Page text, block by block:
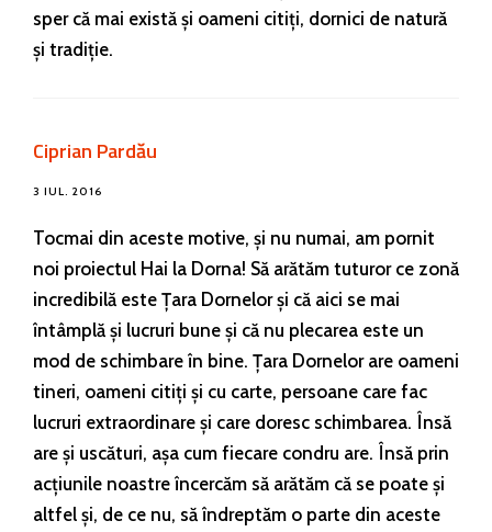
sper că mai există și oameni citiți, dornici de natură
și tradiție.
Ciprian Pardău
3 IUL. 2016
Tocmai din aceste motive, și nu numai, am pornit
noi proiectul Hai la Dorna! Să arătăm tuturor ce zonă
incredibilă este Țara Dornelor și că aici se mai
întâmplă și lucruri bune și că nu plecarea este un
mod de schimbare în bine. Țara Dornelor are oameni
tineri, oameni citiți și cu carte, persoane care fac
lucruri extraordinare și care doresc schimbarea. Însă
are și uscături, așa cum fiecare condru are. Însă prin
acțiunile noastre încercăm să arătăm că se poate și
altfel și, de ce nu, să îndreptăm o parte din aceste